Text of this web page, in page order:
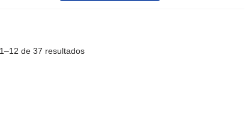
de 37 resultados